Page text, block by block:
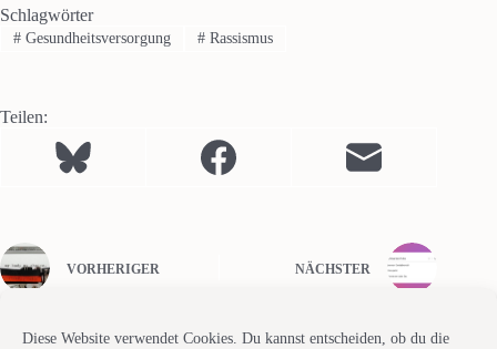
Diese Website verwendet Cookies. Du kannst entscheiden, ob du die
Schlagwörter
#Gesundheitsversorgung #Rassismus
Teilen:
VORHERIGER NÄCHSTER